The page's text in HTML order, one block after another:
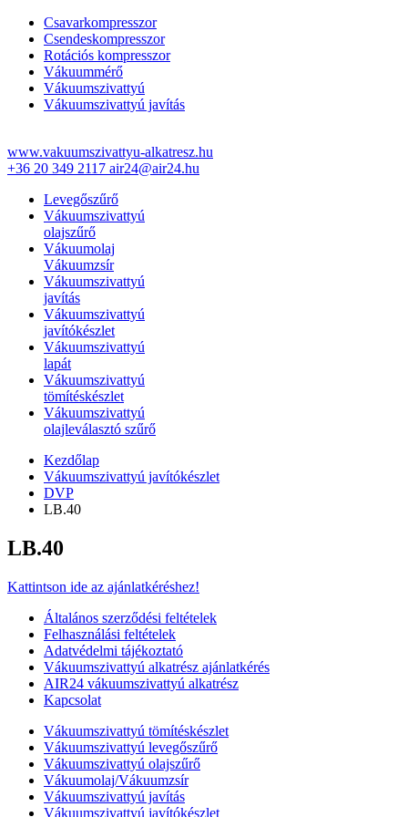
Csavarkompresszor
Csendeskompresszor
Rotációs kompresszor
Vákuummérő
Vákuumszivattyú
Vákuumszivattyú javítás
www.vakuumszivattyu-alkatresz.hu
+36 20 349 2117 air24@air24.hu
Levegőszűrő
Vákuumszivattyú
olajszűrő
Vákuumolaj
Vákuumzsír
Vákuumszivattyú
javítás
Vákuumszivattyú
javítókészlet
Vákuumszivattyú
lapát
Vákuumszivattyú
tömítéskészlet
Vákuumszivattyú
olajleválasztó szűrő
Kezdőlap
Vákuumszivattyú javítókészlet
DVP
LB.40
LB.40
Kattintson ide az ajánlatkéréshez!
Általános szerződési feltételek
Felhasználási feltételek
Adatvédelmi tájékoztató
Vákuumszivattyú alkatrész ajánlatkérés
AIR24 vákuumszivattyú alkatrész
Kapcsolat
Vákuumszivattyú tömítéskészlet
Vákuumszivattyú levegőszűrő
Vákuumszivattyú olajszűrő
Vákuumolaj/Vákuumzsír
Vákuumszivattyú javítás
Vákuumszivattyú javítókészlet